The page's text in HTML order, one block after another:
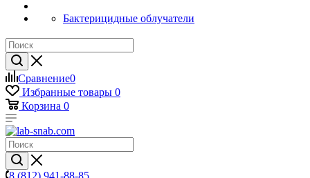
Бактерицидные облучатели
Сравнение0
Избранные товары 0
Корзина 0
8 (812) 941-88-85